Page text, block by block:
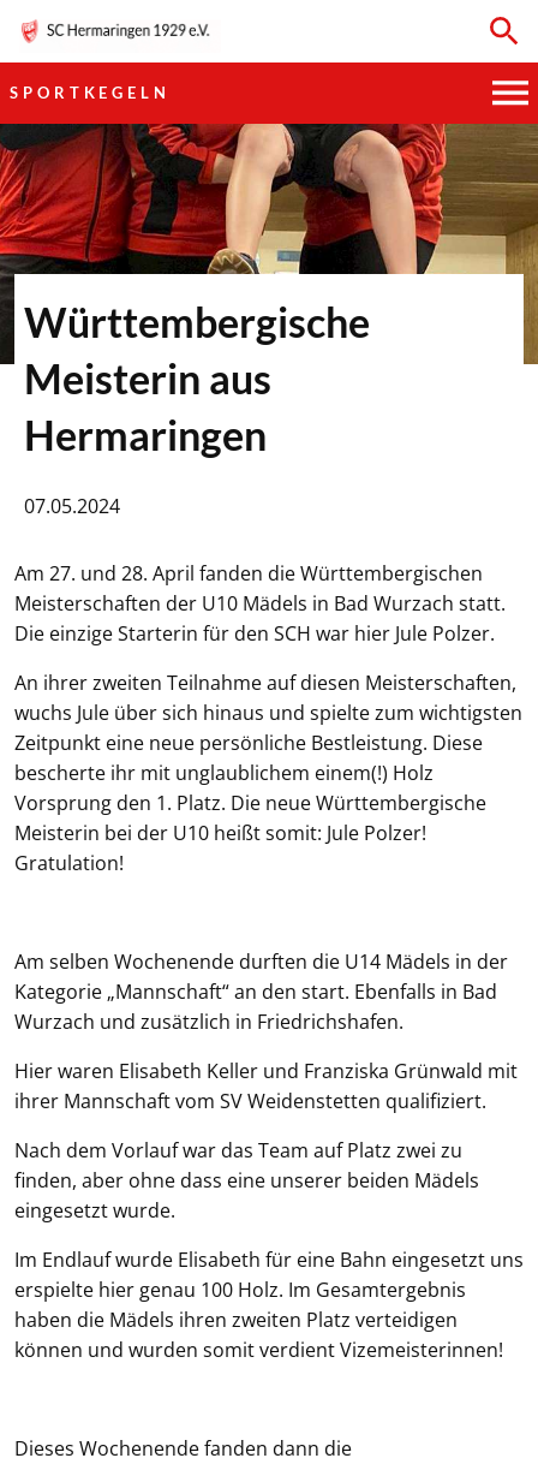
SPORTKEGELN
HAUPTVEREIN
SPORTKEGELN
FUSSBALL
GYMNASTIK
Württembergische
Meisterin aus
Hermaringen
07.05.2024
Am 27. und 28. April fanden die Württembergischen
Meisterschaften der U10 Mädels in Bad Wurzach statt.
Die einzige Starterin für den SCH war hier Jule Polzer.
An ihrer zweiten Teilnahme auf diesen Meisterschaften,
wuchs Jule über sich hinaus und spielte zum wichtigsten
Zeitpunkt eine neue persönliche Bestleistung. Diese
bescherte ihr mit unglaublichem einem(!) Holz
Vorsprung den 1. Platz. Die neue Württembergische
Meisterin bei der U10 heißt somit: Jule Polzer!
Gratulation!
Am selben Wochenende durften die U14 Mädels in der
Kategorie „Mannschaft“ an den start. Ebenfalls in Bad
Wurzach und zusätzlich in Friedrichshafen.
Hier waren Elisabeth Keller und Franziska Grünwald mit
ihrer Mannschaft vom SV Weidenstetten qualifiziert.
Nach dem Vorlauf war das Team auf Platz zwei zu
finden, aber ohne dass eine unserer beiden Mädels
eingesetzt wurde.
Im Endlauf wurde Elisabeth für eine Bahn eingesetzt uns
erspielte hier genau 100 Holz. Im Gesamtergebnis
haben die Mädels ihren zweiten Platz verteidigen
können und wurden somit verdient Vizemeisterinnen!
Dieses Wochenende fanden dann die